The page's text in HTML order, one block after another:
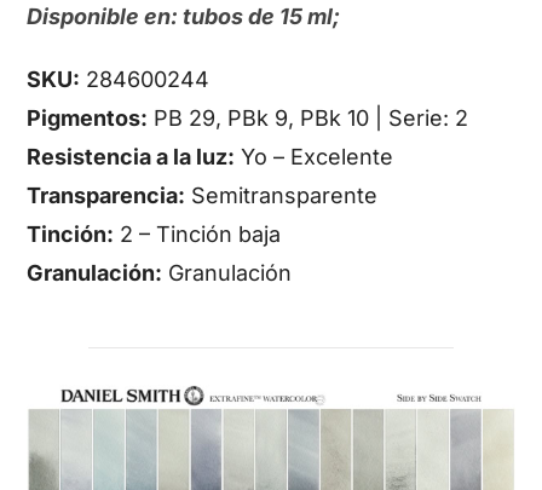
Disponible en: tubos de 15 ml;
SKU: 284600244
Pigmentos: PB 29, PBk 9, PBk 10 | Serie: 2
Resistencia a la luz: Yo – Excelente
Transparencia: Semitransparente
Tinción: 2 – Tinción baja
Granulación: Granulación